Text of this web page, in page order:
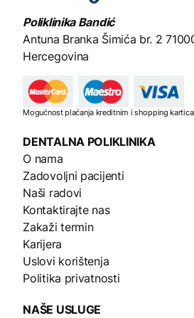
Poliklinika Bandić
Antuna Branka Šimića br. 2
Hercegovina
Mogućnost plaćanja kreditnim i shopping
DENTALNA POLIKLINIKA
O nama
Zadovoljni pacijenti
Naši radovi
Kontaktirajte nas
Zakaži termin
Karijera
Uslovi korištenja
Politika privatnosti
NAŠE USLUGE